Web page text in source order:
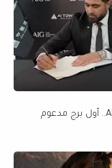
AIG تتعاقد مع CSCEC الصينية لتنفيذ AI Tower.. أول برج مدعوم